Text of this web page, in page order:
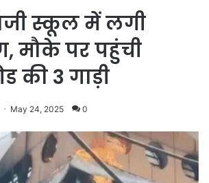
स्कूल में लगी
मौके पर पहुंची
की 3 गाड़ी
May 24, 2025 0